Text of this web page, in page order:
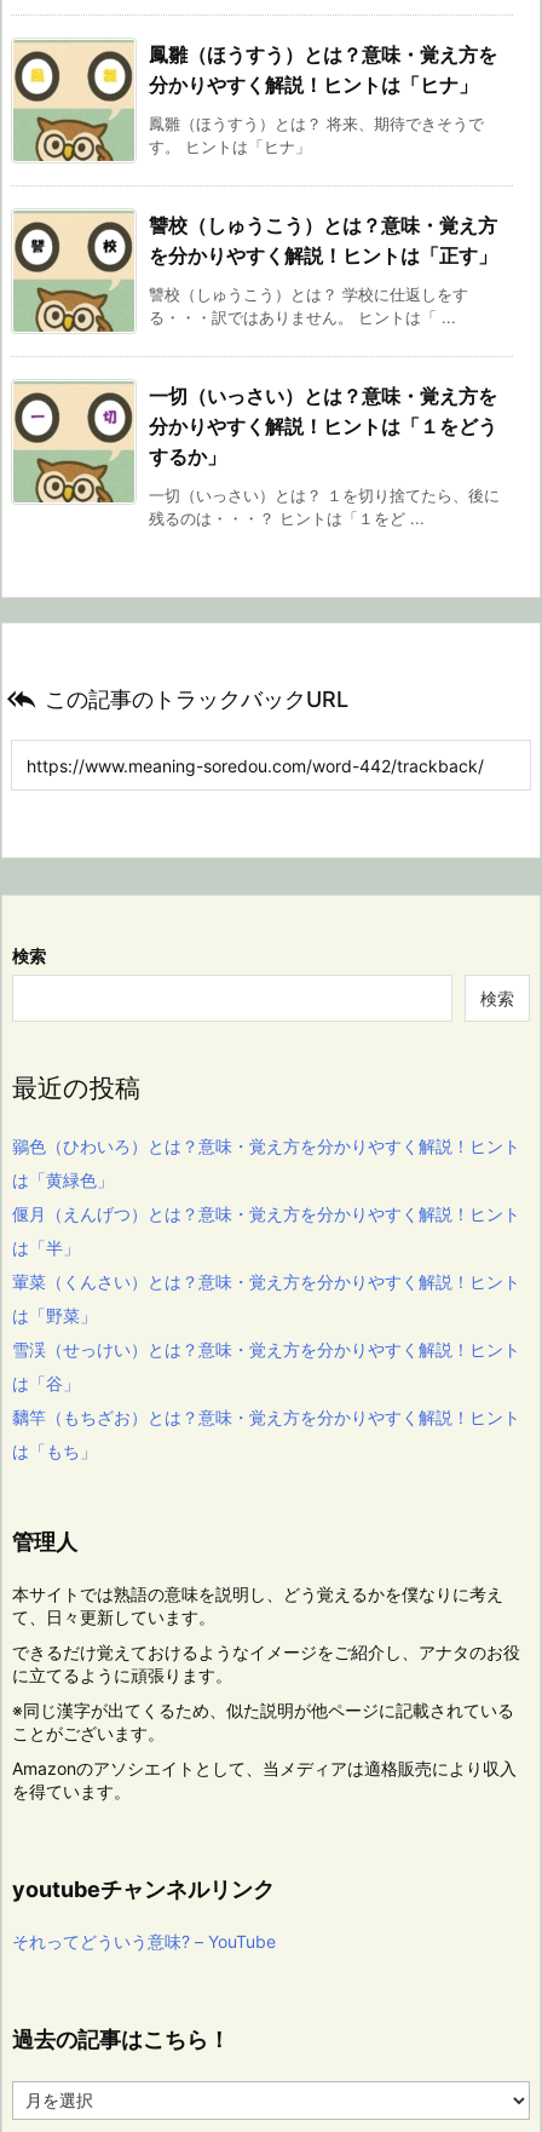
鳳雛（ほうすう）とは？意味・覚え方を
分かりやすく解説！ヒントは「ヒナ」
鳳雛（ほうすう）とは？ 将来、期待できそうで
す。 ヒントは「ヒナ」
讐校（しゅうこう）とは？意味・覚え方
を分かりやすく解説！ヒントは「正す」
讐校（しゅうこう）とは？ 学校に仕返しをす
る・・・訳ではありません。 ヒントは「 ...
一切（いっさい）とは？意味・覚え方を
分かりやすく解説！ヒントは「１をどう
するか」
一切（いっさい）とは？ １を切り捨てたら、後に
残るのは・・・？ ヒントは「１をど ...
 この記事のトラックバックURL
検索
検索
最近の投稿
鶸色（ひわいろ）とは？意味・覚え方を分かりやすく解説！ヒント
は「黄緑色」
偃月（えんげつ）とは？意味・覚え方を分かりやすく解説！ヒント
は「半」
葷菜（くんさい）とは？意味・覚え方を分かりやすく解説！ヒント
は「野菜」
雪渓（せっけい）とは？意味・覚え方を分かりやすく解説！ヒント
は「谷」
黐竿（もちざお）とは？意味・覚え方を分かりやすく解説！ヒント
は「もち」
管理人
本サイトでは熟語の意味を説明し、どう覚えるかを僕なりに考え
て、日々更新しています。
できるだけ覚えておけるようなイメージをご紹介し、アナタのお役
に立てるように頑張ります。
※同じ漢字が出てくるため、似た説明が他ページに記載されている
ことがございます。
Amazonのアソシエイトとして、当メディアは適格販売により収入
を得ています。
youtubeチャンネルリンク
それってどういう意味? – YouTube
過去の記事はこちら！
去